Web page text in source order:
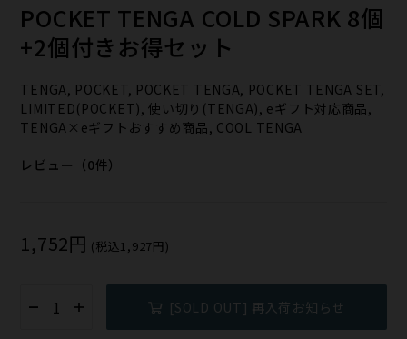
POCKET TENGA COLD SPARK 8個
+2個付きお得セット
TENGA, POCKET, POCKET TENGA, POCKET TENGA SET,
LIMITED(POCKET), 使い切り(TENGA), eギフト対応商品,
TENGA×eギフトおすすめ商品, COOL TENGA
レビュー（0件）
1,752円 (税込1,927円)
[SOLD OUT] 再入荷お知らせ